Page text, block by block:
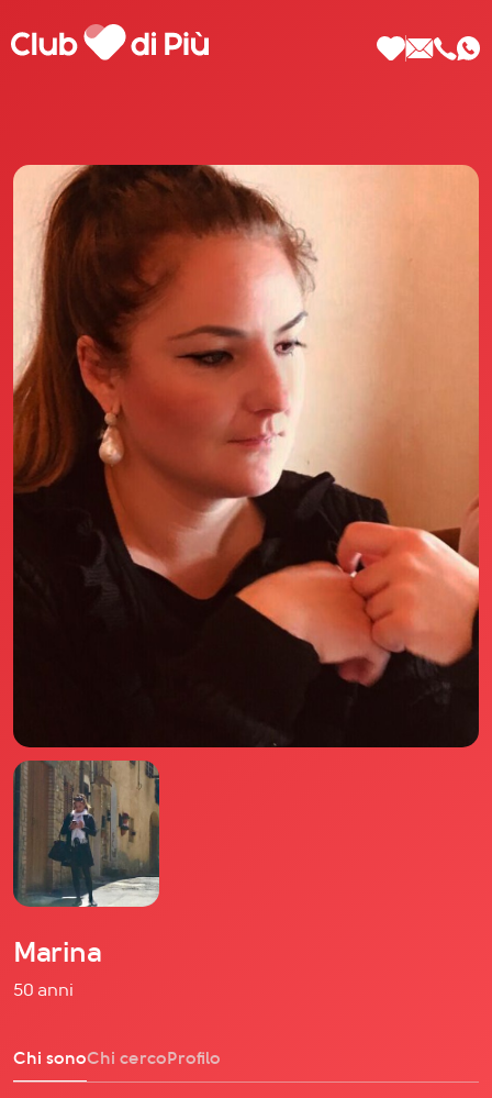
Scopri Club di Più
Le testimonianze Club di Più
La fondatrice Valeria Pilla
Annunci Donne
Agenzia matrimoniale Club di Più
Love Notebook
Il libro Donna di Cuori
Quanto costa Club di Più
Love Academy
Domande Frequenti
YouTube
Instagram
TikTok
Marina
50 anni
Chi sonoChi cercoProfilo